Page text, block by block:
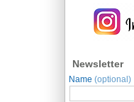
Newsletter
Name (optional)